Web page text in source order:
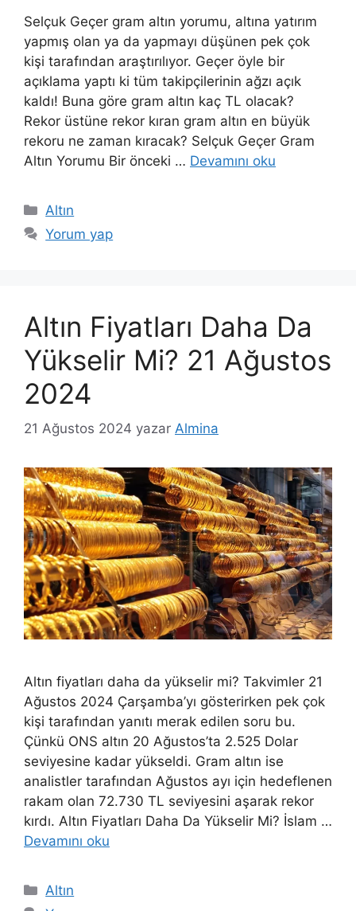
Selçuk Geçer gram altın yorumu, altına yatırım
yapmış olan ya da yapmayı düşünen pek çok
kişi tarafından araştırılıyor. Geçer öyle bir
açıklama yaptı ki tüm takipçilerinin ağzı açık
kaldı! Buna göre gram altın kaç TL olacak?
Rekor üstüne rekor kıran gram altın en büyük
rekoru ne zaman kıracak? Selçuk Geçer Gram
Altın Yorumu Bir önceki … Devamını oku
Kategoriler
Altın
Yorum yap
Altın Fiyatları Daha Da
Yükselir Mi? 21 Ağustos
2024
21 Ağustos 2024 yazar Almina
Altın fiyatları daha da yükselir mi? Takvimler 21
Ağustos 2024 Çarşamba’yı gösterirken pek çok
kişi tarafından yanıtı merak edilen soru bu.
Çünkü ONS altın 20 Ağustos’ta 2.525 Dolar
seviyesine kadar yükseldi. Gram altın ise
analistler tarafından Ağustos ayı için hedeflenen
rakam olan 72.730 TL seviyesini aşarak rekor
kırdı. Altın Fiyatları Daha Da Yükselir Mi? İslam …
Devamını oku
Kategoriler
Altın